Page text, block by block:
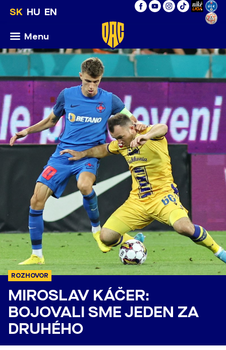
SK HU EN
Menu
ROZHOVOR
MIROSLAV KÁČER:
BOJOVALI SME JEDEN ZA
DRUHÉHO